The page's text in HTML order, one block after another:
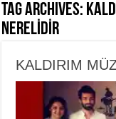
Tag Archives:
NERELİDİR
KALDIRIM